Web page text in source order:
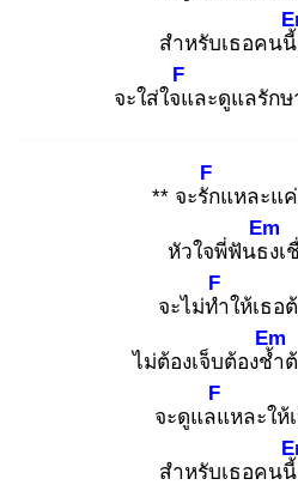
สำหรับเธอคน
จะใส่ใจแ
F
ละดูแลรักษ
** จะรัก
F
แหละแ
หัวใจพี่ฟันธง
Em
เ
จะไม่ทำ
F
ให้เธอ
ไม่ต้องเจ็บต้องช้ำ
Em
จะดูแลแ
F
หละให้
สำหรับเธอคน